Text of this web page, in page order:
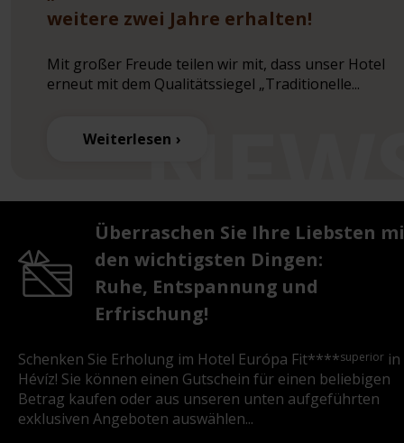
weitere zwei Jahre erhalten!
Mit großer Freude teilen wir mit, dass unser Hotel
erneut mit dem Qualitätssiegel „Traditionelle...
Weiterlesen
Überraschen Sie Ihre Liebsten
den wichtigsten Dingen:
Ruhe, Entspannung und
Erfrischung!
Schenken Sie Erholung im Hotel Európa Fit****superior in
Hévíz! Sie können einen Gutschein für einen beliebigen
Betrag kaufen oder aus unseren unten aufgeführten
exklusiven Angeboten auswählen...